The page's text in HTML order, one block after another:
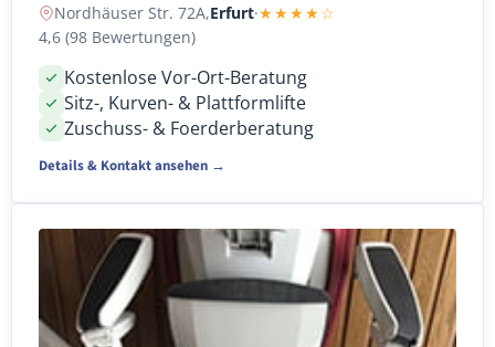
Nordhäuser Str. 72A,Erfurt·★★★★☆
4,6 (98 Bewertungen)
Kostenlose Vor-Ort-Beratung
Sitz-, Kurven- & Plattformlifte
Zuschuss- & Foerderberatung
Details & Kontakt ansehen →